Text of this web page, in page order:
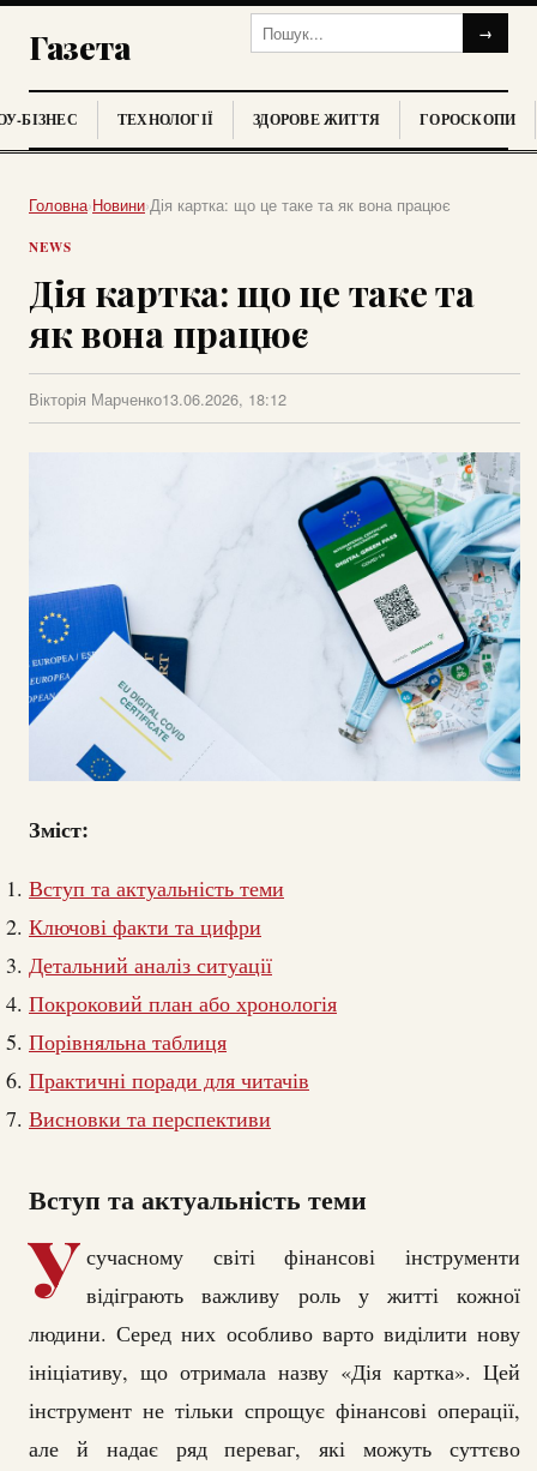
Газета →
БІЗНЕС ТЕХНОЛОГІЇ ЗДОРОВЕ ЖИТТЯ ГОРОСКОПИ
Головна›Новини›Дія картка: що це таке та як вона працює
NEWS
Дія картка: що це таке та
як вона працює
Вікторія Марченко13.06.2026, 18:12
Зміст:
Вступ та актуальність теми
Ключові факти та цифри
Детальний аналіз ситуації
Покроковий план або хронологія
Порівняльна таблиця
Практичні поради для читачів
Висновки та перспективи
Вступ та актуальність теми
У сучасному світі фінансові інструменти
відіграють важливу роль у житті кожної
людини. Серед них особливо варто виділити нову
ініціативу, що отримала назву «Дія картка». Цей
інструмент не тільки спрощує фінансові операції,
але й надає ряд переваг, які можуть суттєво